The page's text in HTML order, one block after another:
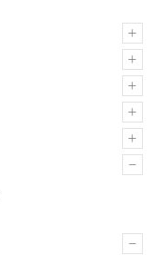
+
+
+
+
+
–
–